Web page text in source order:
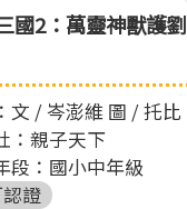
國2：萬靈神獸護劉
文 / 岑澎維 圖 / 托比
：親子天下
段：國小中年級
證